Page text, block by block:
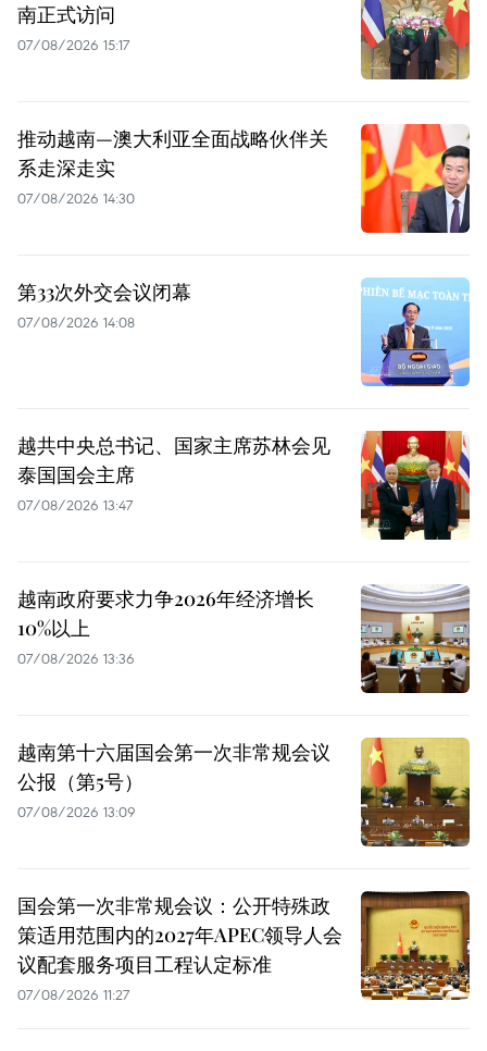
南正式访问
07/08/2026 15:17
推动越南—澳大利亚全面战略伙伴关
系走深走实
07/08/2026 14:30
第33次外交会议闭幕
07/08/2026 14:08
越共中央总书记、国家主席苏林会见
泰国国会主席
07/08/2026 13:47
越南政府要求力争2026年经济增长
10%以上
07/08/2026 13:36
越南第十六届国会第一次非常规会议
公报（第5号）
07/08/2026 13:09
国会第一次非常规会议：公开特殊政
策适用范围内的2027年APEC领导人会
议配套服务项目工程认定标准
07/08/2026 11:27